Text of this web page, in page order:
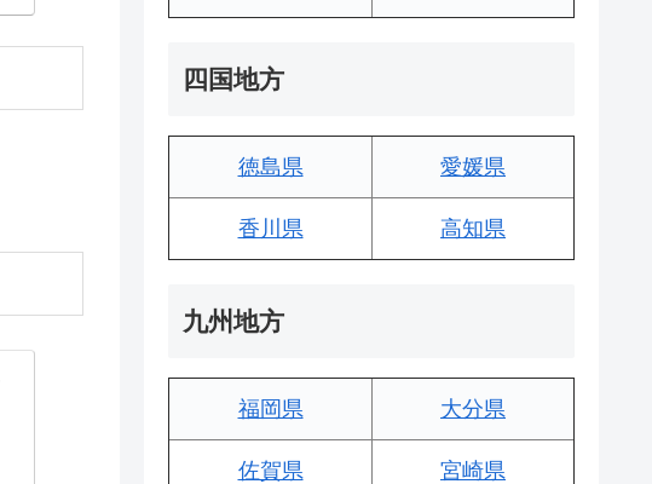
四国地方
徳島県 愛媛県
香川県 高知県
九州地方
福岡県 大分県
佐賀県 宮崎県